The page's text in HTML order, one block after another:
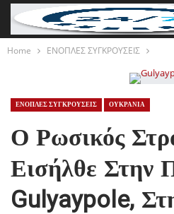
Home ΕΝΟΠΛΕΣ ΣΥΓΚΡΟΥΣΕΙΣ
ΕΝΟΠΛΕΣ ΣΥΓΚΡΟΥΣΕΙΣ ΟΥΚΡΑΝΙΑ
Ο Ρωσικός
Εισήλθε Στην
Gulyaypole,